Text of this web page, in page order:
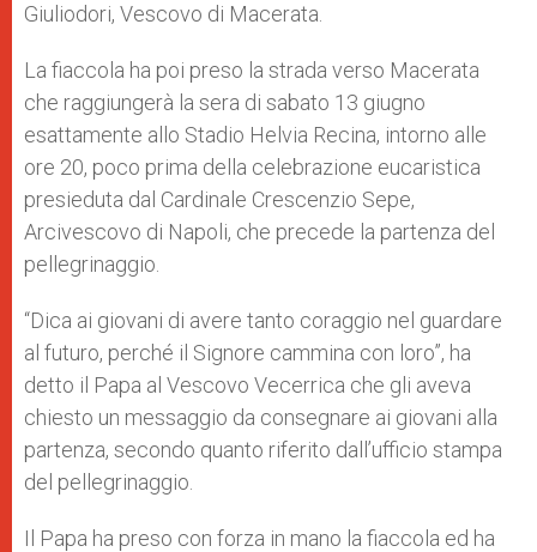
Giuliodori, Vescovo di Macerata.
La fiaccola ha poi preso la strada verso Macerata
che raggiungerà la sera di sabato 13 giugno
esattamente allo Stadio Helvia Recina, intorno alle
ore 20, poco prima della celebrazione eucaristica
presieduta dal Cardinale Crescenzio Sepe,
Arcivescovo di Napoli, che precede la partenza del
pellegrinaggio.
“Dica ai giovani di avere tanto coraggio nel guardare
al futuro, perché il Signore cammina con loro”, ha
detto il Papa al Vescovo Vecerrica che gli aveva
chiesto un messaggio da consegnare ai giovani alla
partenza, secondo quanto riferito dall’ufficio stampa
del pellegrinaggio.
Il Papa ha preso con forza in mano la fiaccola ed ha